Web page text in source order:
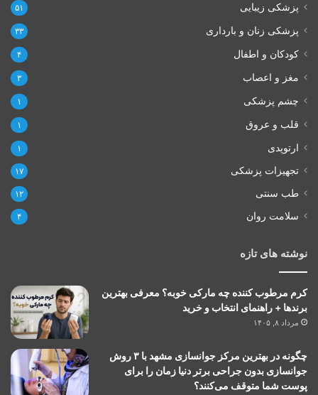
پزشکی زیبایی ۵۱
پزشکی زنان و بارداری ۳۳
کودکان و اطفال ۴
مغز و اعصاب ۳
چشم پزشکی ۱
قلب و عروق ۱
ارتوپدی ۱
تجهیزات پزشکی ۱۷
طب سنتی ۱۲
سلامت روان ۴
نوشته های تازه
کرم مرطوب کننده چه مارکی خوبه؟ معرفی بهترین
برندها + راهنمای انتخاب و خرید
مرداد ۸, ۱۴۰۵
چگونه در بهترین مرکز جوانسازی مشهد با ۳ روش
جوانسازی بدون جراحی برتر دنیا زمان را برای
پوست شما متوقف می‌کنند؟